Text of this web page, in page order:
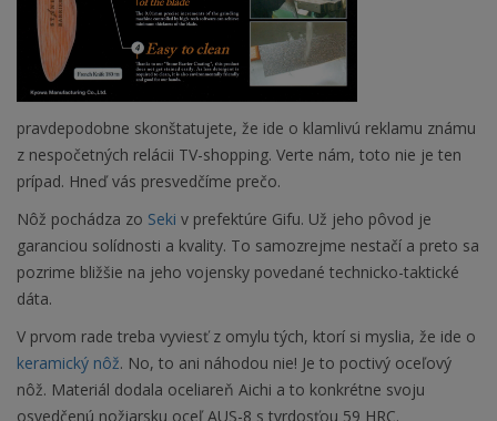
pravdepodobne skonštatujete, že ide o klamlivú reklamu známu
z nespočetných relácii TV-shopping. Verte nám, toto nie je ten
prípad. Hneď vás presvedčíme prečo.
Nôž pochádza zo Seki v prefektúre Gifu. Už jeho pôvod je
garanciou solídnosti a kvality. To samozrejme nestačí a preto sa
pozrime bližšie na jeho vojensky povedané technicko-taktické
dáta.
V prvom rade treba vyviesť z omylu tých, ktorí si myslia, že ide o
keramický nôž. No, to ani náhodou nie! Je to poctivý oceľový
nôž. Materiál dodala oceliareň Aichi a to konkrétne svoju
osvedčenú nožiarsku oceľ AUS-8 s tvrdosťou 59 HRC.